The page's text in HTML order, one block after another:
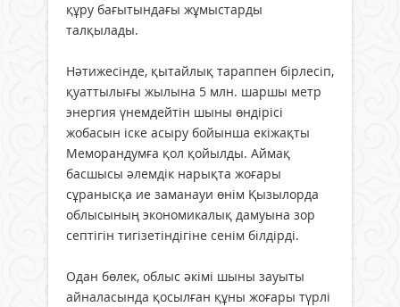
құру бағытындағы жұмыстарды
талқылады.
Нәтижесінде, қытайлық тараппен бірлесіп,
қуаттылығы жылына 5 млн. шаршы метр
энергия үнемдейтін шыны өндірісі
жобасын іске асыру бойынша екіжақты
Меморандумға қол қойылды. Аймақ
басшысы әлемдік нарықта жоғары
сұранысқа ие заманауи өнім Қызылорда
облысының экономикалық дамуына зор
септігін тигізетіндігіне сенім білдірді.
Одан бөлек, облыс әкімі шыны зауыты
айналасында қосылған құны жоғары түрлі